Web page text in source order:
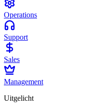
Operations
Support
Sales
Management
Uitgelicht